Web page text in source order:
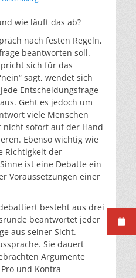
wie läuft das ab?
nach festen Regeln,
beantworten soll.
sich für das
sagt, wendet sich
Entscheidungsfrage
Geht es jedoch um
viele Menschen
sofort auf der Hand
Ebenso wichtig wie
Richtigkeit der
ist eine Debatte ein
Voraussetzungen einer
besteht aus drei
beantwortet jeder
aus seiner Sicht.
Sie dauert
Argumente
und Kontra